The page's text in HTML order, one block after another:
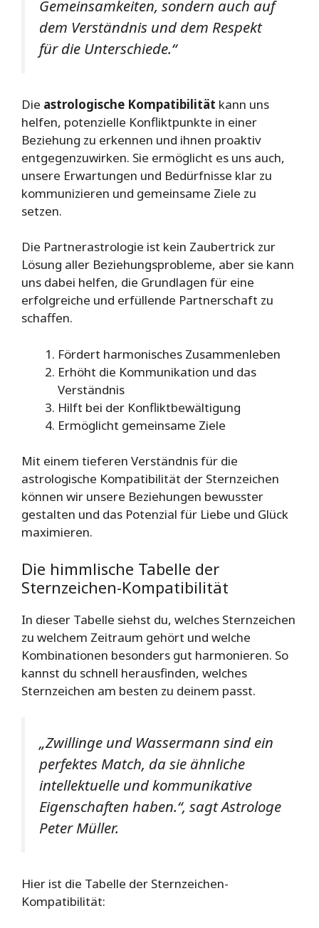
Gemeinsamkeiten, sondern auch auf
dem Verständnis und dem Respekt
für die Unterschiede.“
Die astrologische Kompatibilität kann uns
helfen, potenzielle Konfliktpunkte in einer
Beziehung zu erkennen und ihnen proaktiv
entgegenzuwirken. Sie ermöglicht es uns auch,
unsere Erwartungen und Bedürfnisse klar zu
kommunizieren und gemeinsame Ziele zu
setzen.
Die Partnerastrologie ist kein Zaubertrick zur
Lösung aller Beziehungsprobleme, aber sie kann
uns dabei helfen, die Grundlagen für eine
erfolgreiche und erfüllende Partnerschaft zu
schaffen.
Fördert harmonisches Zusammenleben
Erhöht die Kommunikation und das
Verständnis
Hilft bei der Konfliktbewältigung
Ermöglicht gemeinsame Ziele
Mit einem tieferen Verständnis für die
astrologische Kompatibilität der Sternzeichen
können wir unsere Beziehungen bewusster
gestalten und das Potenzial für Liebe und Glück
maximieren.
Die himmlische Tabelle der
Sternzeichen-Kompatibilität
In dieser Tabelle siehst du, welches Sternzeichen
zu welchem Zeitraum gehört und welche
Kombinationen besonders gut harmonieren. So
kannst du schnell herausfinden, welches
Sternzeichen am besten zu deinem passt.
„Zwillinge und Wassermann sind ein
perfektes Match, da sie ähnliche
intellektuelle und kommunikative
Eigenschaften haben.“, sagt Astrologe
Peter Müller.
Hier ist die Tabelle der Sternzeichen-
Kompatibilität: